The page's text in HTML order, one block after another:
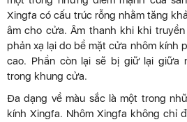
Xingfa có cấu trúc rỗng nhằm tăng
âm cho cửa. Âm thanh khi khi
phản xạ lại do bề mặt cửa nhôm kính
cao. Phần còn lại sẽ bị giữ lại giữa
trong khung cửa.
Đa dạng về màu sắc là một trong
kính Xingfa. Nhôm Xingfa không chỉ